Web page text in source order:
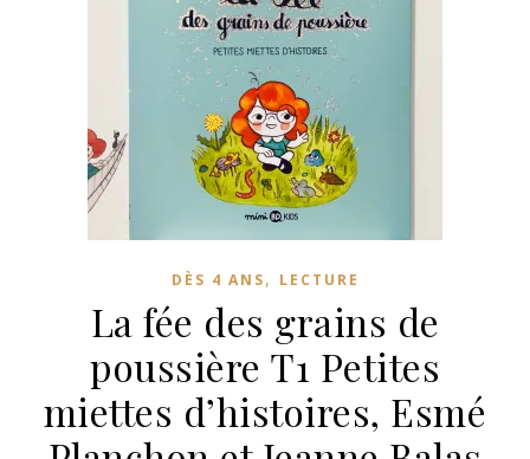
DÈS 4 ANS, LECTURE
La fée des grains de
poussière T1 Petites
miettes d’histoires, Esmé